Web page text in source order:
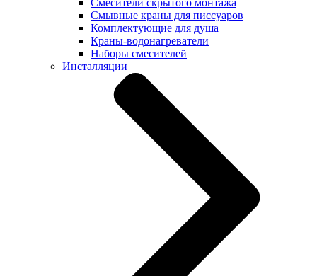
Смесители скрытого монтажа
Смывные краны для писсуаров
Комплектующие для душа
Краны-водонагреватели
Наборы смесителей
Инсталляции